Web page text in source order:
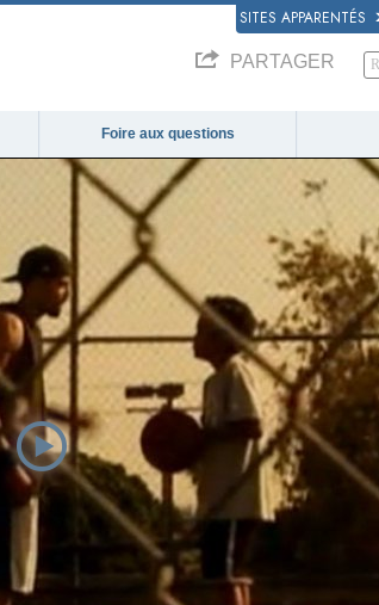
SITES APPARENTÉS
PARTAGER
Foire aux questions